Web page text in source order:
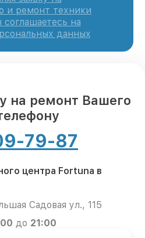
и ремонт техники
на
данных
на ремонт Вашего
79-87
центра Fortuna в
Садовая ул., 115
до 21:00